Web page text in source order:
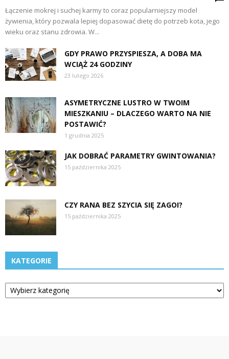
Łączenie mokrej i suchej karmy to coraz popularniejszy model
żywienia, który pozwala lepiej dopasować dietę do potrzeb kota, jego
wieku oraz stanu zdrowia. W...
GDY PRAWO PRZYSPIESZA, A DOBA MA
WCIĄŻ 24 GODZINY
23 lutego 2026
ASYMETRYCZNE LUSTRO W TWOIM
MIESZKANIU – DLACZEGO WARTO NA NIE
POSTAWIĆ?
1 grudnia 2025
JAK DOBRAĆ PARAMETRY GWINTOWANIA?
15 października 2025
CZY RANA BEZ SZYCIA SIĘ ZAGOI?
15 października 2025
KATEGORIE
Kategorie